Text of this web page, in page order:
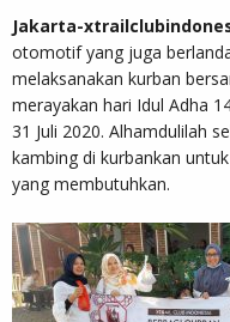
Jakarta-
otomotif yang juga
melaksanakan kurban
merayakan hari Idul Adha
31 Juli 2020. Alhamdulilah
kambing di kurbankan
yang membutuhkan.